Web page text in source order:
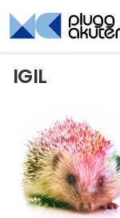
IGIL